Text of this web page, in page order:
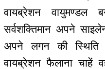
वायब्रेशन
सर्वशक्तिमान अपने
अपने लगन की स्थिति
वायब्रेशन फैलाना